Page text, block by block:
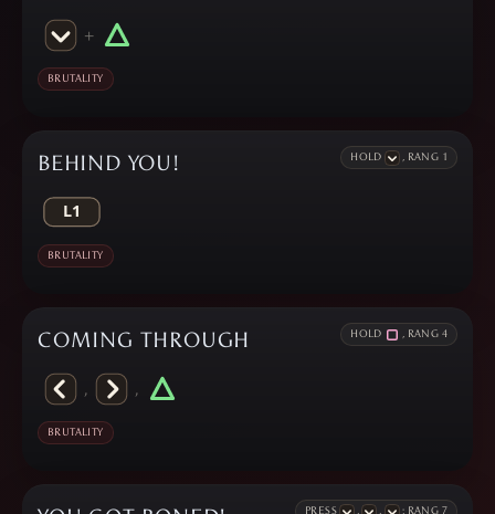
+
BRUTALITY
BEHIND YOU! HOLD , RANG 1
BRUTALITY
COMING THROUGH HOLD , RANG 4
, ,
BRUTALITY
PRESS , , ; RANG 7